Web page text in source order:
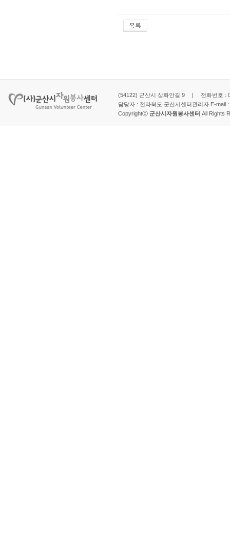
(54122) 군산시 삼화안길 9 | 전화번호 :
담당자 : 전라북도 군산시센터관리자 E-mail :
Copyrightⓒ 군산시자원봉사센터 All Rights